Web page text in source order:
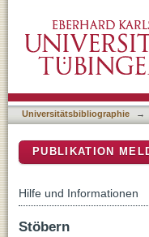
administration
Universitätsbibliographie →
PUBLIKATION
Hilfe und Informationen
Stöbern